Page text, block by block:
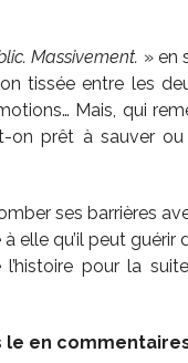
Massivement. » en
tissée entre les
Mais, qui
on prêt à sauver
ses barrières
elle qu’il peut guérir
pour la
le en